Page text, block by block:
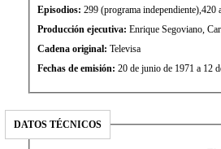
Episodios: 299 (programa
Producción ejecutiva: Enrique Segoviano,
Cadena original: Televisa
Fechas de emisión: 20 de junio de 1971 a 12
DATOS TÉCNICOS